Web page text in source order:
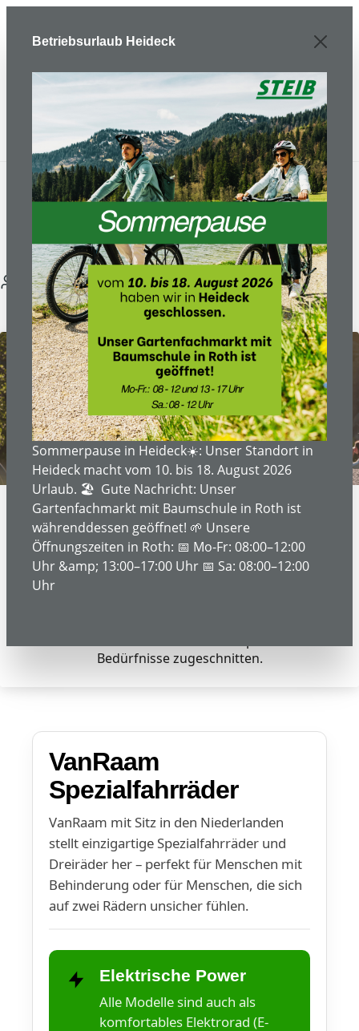
25.01.22
Van Raam Spezialfahrräder
Anonymous E-Bikes & Fahrräder
IHR REGIONALER FACHHÄNDLER
Spezialfahrräder nach
Bedürfnisse zugeschnitten.
VanRaam
Spezialfahrräder
VanRaam mit Sitz in den Niederlanden
stellt einzigartige Spezialfahrräder und
Dreiräder her – perfekt für Menschen mit
Behinderung oder für Menschen, die sich
auf zwei Rädern unsicher fühlen.
Elektrische Power
Alle Modelle sind auch als
komfortables Elektrorad (E-
Betriebsurlaub Heideck
Sommerpause in Heideck☀️: Unser Standort in
Heideck macht vom 10. bis 18. August 2026
Urlaub. 🏖️ Gute Nachricht: Unser
Gartenfachmarkt mit Baumschule in Roth ist
währenddessen geöffnet! 🌱 Unsere
Öffnungszeiten in Roth: 📅 Mo-Fr: 08:00–12:00
Uhr &amp; 13:00–17:00 Uhr 📅 Sa: 08:00–12:00
Uhr